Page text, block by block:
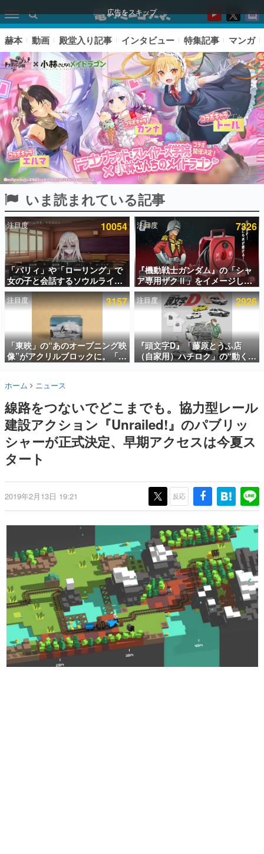
広告をスキップ
ピックアップ
電ファミのいま読まれている記事ランキング
アプリセール情報
インタビュー
連載・特集一覧
殿堂入り記事
SNS拡散数が数千以上！ ページビュー数万以上！ などな
ど。多くの人々に読まれた、電ファミ渾身の“殿堂入り”記
事をまとめました。
名作ゲームクリエイターの方々に製作時のエピソードをお
きます。
赫本
この物語を解いてはいけない。『赫本』は、〈試験問題〉
の形をした短編ホラー小説集です。
これからのデジタルゲーム市場を担う若きクリエイター達
の姿を追い、彼らのルーツと情熱を探っていきます。
ゲームに多大な影響を受けた作家さんに取材し、ゲームが
日本のコンテンツ産業やカルチャーに与えた影響を探る企
画です。
日本モバイルゲーム産業史
日本のモバイルゲーム史における主要なトピック・タイト
ルを網羅するほか、開発者へのインタビューや識者による
解説を掲載。約20年の歴史が一望できる決定版！
若ゲのいたり〜ゲームクリエイターの青春〜
『うつヌケ』『ペンと箸』等で知られるマンガ家・田中圭
一先生によるゲーム業界レポートマンガです。
なんでゲームは面白い？
赫本 動画 殿堂入り記事 インタビュー 特集記事 マンガ
いま読まれている記事
注目度 10054
「パリィ」や「ローリング」で
女の子と会話するソウルライク
恋愛ゲーム『小早川さんはソウ
ルライク』無料公開。返事に失
敗すると「YOU DIED」
注目度 7326
『機動戦士ガンダム』の「シャ
ア専用ザクⅡ」をイメージした
散水ホースリールが予約開始。
本体にはシャアのパーソナルマ
ークやジオン公国軍のエンブレ
ム、型式番号などを配置
注目度 3157
「東映」の“あのオープニング映
像”がアクリルブロックに。「東
映ヒストリカル グッズコレクシ
注目度 2926
『頭文字D』「藤原とうふ店
（自家用）ハチロク」の“動くテ
ィッシュケース”が買えるポップ
ら8月20日までの期間限定で開
催予定
ホーム ニュース
線路をつないでどこまでも。協力型レール
建設アクション『Unrailed!』のパブリッ
シャーが正式決定、早期アクセスは今夏ス
タート
2019年2月13日 19:21 反応